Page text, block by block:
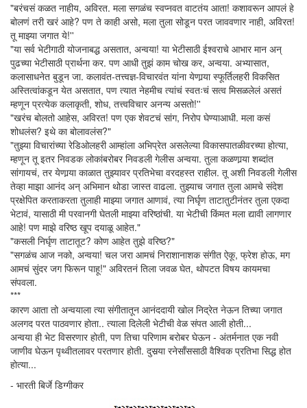
"बरंचसं कळत नाहीय, अविरत. मला सगळंच स्वप्नवत वाटतंय आता! कशावरून आपलं हे
बोलणं तरी खरं आहे? पण ते काही असो, मला तुला सोडून परत जाववणार नाही, अविरत!
तू माझ्या जगात ये!''
"या सर्व भेटीगाठी योजनाबद्ध असतात, अन्वया! या भेटीसाठी ईश्वराचे आभार मान अन्
पुढच्या भेटीसाठी प्रार्थना कर. पण आधी तुझं काम चोख कर, अन्वया. अभ्यासात,
कलासाधनेत बुडून जा. कलावंत-तत्त्वज्ञ-विचारवंत यांना येणार्‍या स्फूर्तिलहरी विकसित
अस्तित्वांकडून येत असतात, पण त्यात नेहमीच त्यांचं स्वतःचं सत्व मिसळलेलं असतं
म्हणून प्रत्येक कलाकृती, शोध, तत्त्वविचार अनन्य असतो!''
"खरंच बोलतो आहेस, अविरत! पण एक शेवटचं सांग, निरोप घेण्याआधी. मला कसं
शोधलंस? इथे का बोलावलंस?"
"तुझ्या विचारांच्या रेडिओलहरी आम्हांला अभिप्रेत असलेल्या विकासपातळीवरच्या होत्या,
म्हणून तू इतर निवडक लोकांबरोबर निवडली गेलीस अन्वया. तुला कळणार्‍या शब्दांत
सांगायचं, तर येणार्‍या काळात तुझ्यावर प्रतिभेचा वरदहस्त राहील. तू अशी निवडली गेलीस
तेव्हा माझा आनंद अन् अभिमान थोडा जास्त वाढला. तुझ्याच जगात तुला आमचे संदेश
प्रक्षेपित करताकरता तुलाही माझ्या जगात आणावं, त्या निर्घृण ताटातुटीनंतर तुला एकदा
भेटावं, यासाठी मी परवानगी घेतली माझ्या वरिष्ठांची. या भेटीची किंमत मला द्यावी लागणार
आहे! पण माझे वरिष्ठ खूप दयाळू आहेत."
"कसली निर्घृण ताटातूट? कोण आहेत तुझे वरिष्ठ?"
"सगळंच आज नको, अन्वया! चल जरा आमचं निराशानाशक संगीत ऐकू, फ्रेश होऊ, मग
आमचं सुंदर जग फिरून पाहू!" अविरतनं तिला जवळ घेत, थोपटत विषय कायमचा
संपवला.
***
कारण आता तो अन्वयाला त्या संगीतातून आनंददायी खोल निद्रेत नेऊन तिच्या जगात
अलगद परत पाठवणार होता.. त्याला दिलेली भेटीची वेळ संपत आली होती...
अन्वया ही भेट विसरणार होती, पण तिचा परिणाम बरोबर घेऊन - अंतर्मनात एक नवी
जाणीव घेऊन पृथ्वीतलावर परतणार होती. दुसर्‍या रनेसाँससाठी वैश्विक प्रतिभा सिद्ध होत
होत्या...
- भारती बिर्जे डिग्गीकर